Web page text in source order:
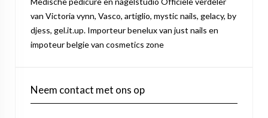
van Victoria vynn, Vasco, artiglio, mystic nails, gelacy, by
djess, gel.it.up. Importeur benelux van just nails en
impoteur belgie van cosmetics zone
Neem contact met ons op